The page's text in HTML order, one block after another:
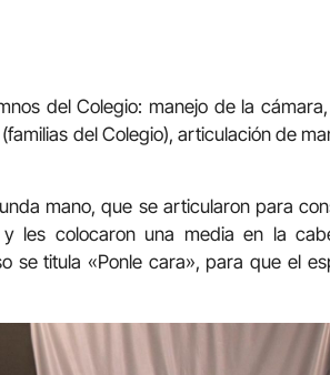
del Colegio: manejo de la
del Colegio), articulación de
mano, que se articularon para
les colocaron una media en la
se titula «Ponle cara», para que el